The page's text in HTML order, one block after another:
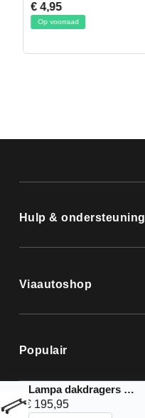
€ 4,95
Op voorraad
Hulp & ondersteuning
Viaautoshop
Populair
Lampa dakdragers |Nordrive complete kit geschikt voor: Volvo – S90 4p – 2016 – 2024
€ 195,95